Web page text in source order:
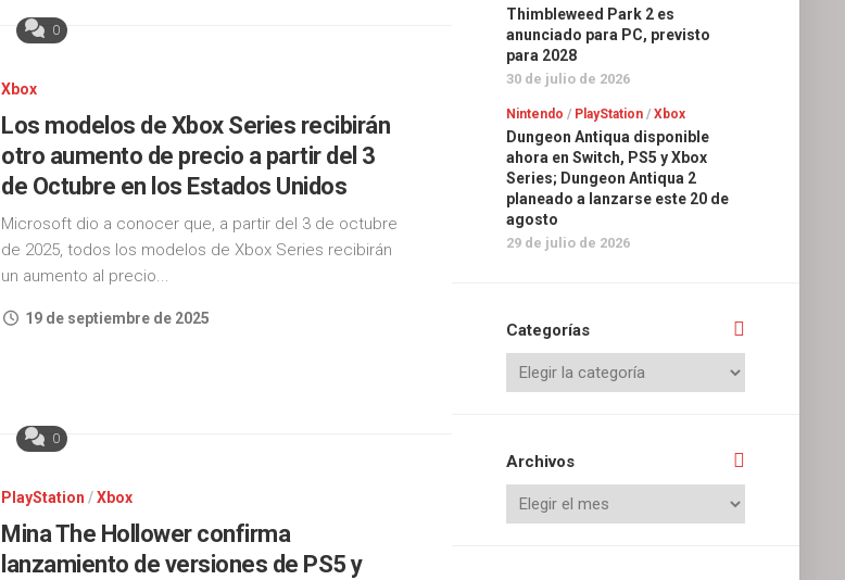
0
Xbox
Los modelos de Xbox Series recibirán
otro aumento de precio a partir del 3
de Octubre en los Estados Unidos
Microsoft dio a conocer que, a partir del 3 de octubre
de 2025, todos los modelos de Xbox Series recibirán
un aumento al precio...
19 de septiembre de 2025
0
PlayStation /Xbox
Mina The Hollower confirma
lanzamiento de versiones de PS5 y
Thimbleweed Park 2 es
anunciado para PC, previsto
para 2028
30 de julio de 2026
Nintendo / PlayStation / Xbox
Dungeon Antiqua disponible
ahora en Switch, PS5 y Xbox
Series; Dungeon Antiqua 2
planeado a lanzarse este 20 de
agosto
29 de julio de 2026
Categorías
Archivos